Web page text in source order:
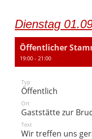
Dienstag
Öffentlicher
19:00 - 21:00
Typ
Öffentlich
Ort
Gaststätte zur
Text
Wir treffen uns